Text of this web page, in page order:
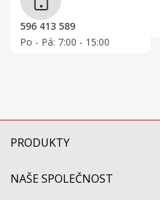
596 413 589
Po - Pá: 7:00 - 15:00
PRODUKTY
NAŠE SPOLEČNOST